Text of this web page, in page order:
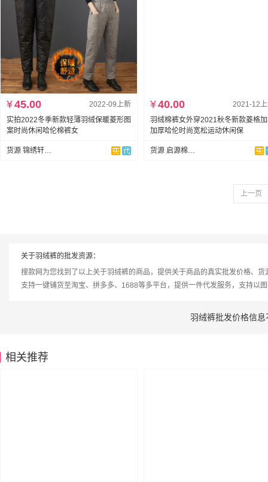
2022-09上新
¥45.00
实拍2022冬季新款轻薄羽绒保暖菱形图
案时尚休闲哈伦棉裤女
货源 锦绣轩大码
2021-12
¥40.00
羽绒棉裤女外穿2021秋冬新款菱格
加厚哈伦时尚宽松运动休闲保
货源 启源棉麻 全店现货
上一页
关于羽绒裤的批发资源：
搜款网为您找到了以上关于羽绒裤的商品，提供关于商品的真实批发价格、货
支持一键铺货至淘宝、拼多多、1688等多平台，提供一件代发服务，支持以
羽绒裤批发价格信
相关推荐